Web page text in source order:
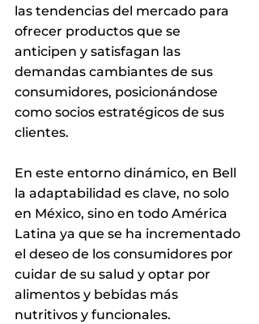
las tendencias del mercado para
ofrecer productos que se
anticipen y satisfagan las
demandas cambiantes de sus
consumidores, posicionándose
como socios estratégicos de sus
clientes.
En este entorno dinámico, en Bell
la adaptabilidad es clave, no solo
en México, sino en todo América
Latina ya que se ha incrementado
el deseo de los consumidores por
cuidar de su salud y optar por
alimentos y bebidas más
nutritivos y funcionales.